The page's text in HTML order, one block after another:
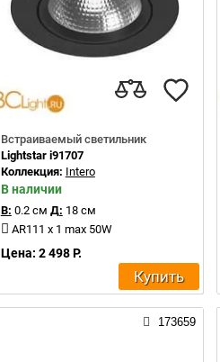
Встраиваемый светильник
Lightstar i91707
Коллекция: Intero
В наличии
В: 0.2 см Д: 18 см
AR111 x 1 max 50W
Цена: 2 498 Р.
Купить
173659